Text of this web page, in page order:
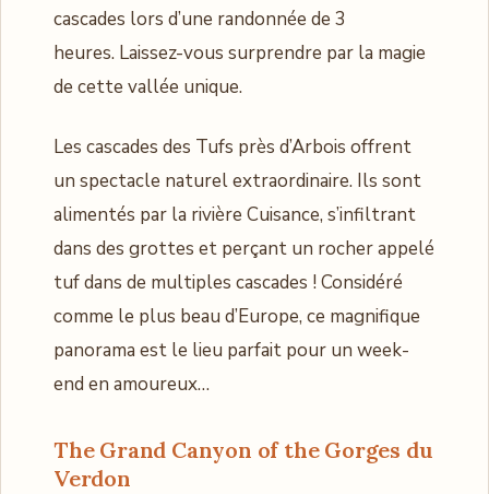
cascades lors d’une randonnée de 3
heures. Laissez-vous surprendre par la magie
de cette vallée unique.
Les cascades des Tufs près d’Arbois offrent
un spectacle naturel extraordinaire. Ils sont
alimentés par la rivière Cuisance, s’infiltrant
dans des grottes et perçant un rocher appelé
tuf dans de multiples cascades ! Considéré
comme le plus beau d’Europe, ce magnifique
panorama est le lieu parfait pour un week-
end en amoureux…
The Grand Canyon of the Gorges du
Verdon